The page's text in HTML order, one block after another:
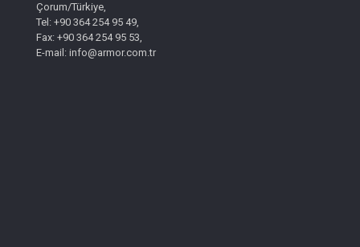
Çorum/Türkiye,
Tel: +90 364 254 95 49,
Fax: +90 364 254 95 53,
E-mail: info@armor.com.tr